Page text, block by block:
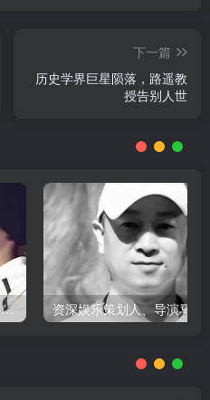
下一篇
历史学界巨星陨落，路遥教
授告别人世
韩国歌手辉星家中身亡，终年43岁，警方调查死因